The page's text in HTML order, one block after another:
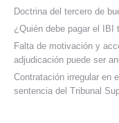
Doctrina del tercero de
¿Quién debe pagar el IBI
Falta de motivación y
adjudicación puede ser
Contratación irregular en
sentencia del Tribunal